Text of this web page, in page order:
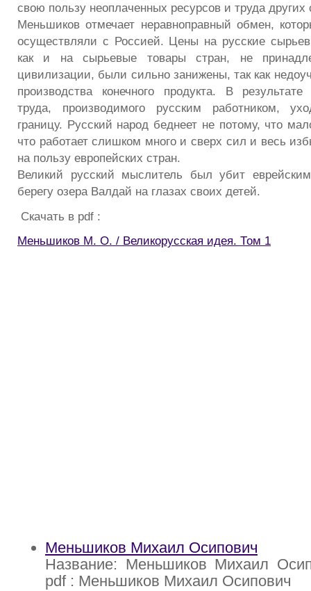
свою пользу неоплаченных ресурсов и труда других
Меньшиков отмечает неравноправный обмен,
осуществляли с Россией. Цены на русские
как и на сырьевые товары стран, не
цивилизации, были сильно занижены, так как
производства конечного продукта. В результате
труда, производимого русским работником,
границу. Русский народ беднеет не потому, что
что работает слишком много и сверх сил и весь
на пользу европейских стран.
Великий русский мыслитель был убит
берегу озера Валдай на глазах своих детей.
Скачать в pdf :
Меньшиков М. О. / Великорусская идея. Том 1
Меньшиков Михаил Осипович
Название: Меньшиков Михаил
pdf : Меньшиков Михаил Осипович